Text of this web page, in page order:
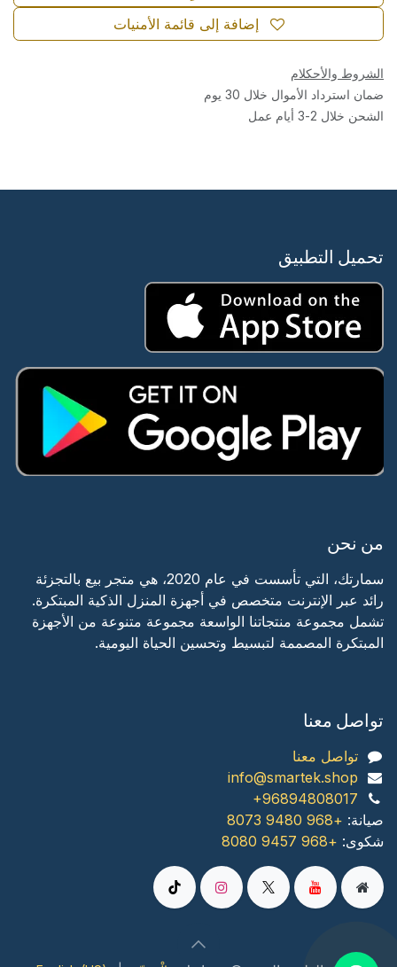
إضافة إلى قائمة الأمنيات
الشروط والأحكلام
ضمان استرداد الأموال خلال 30 يوم
الشحن خلال 2-3 أيام عمل
تحميل التطبيق
من نحن
سمارتك، التي تأسست في عام 2020، هي متجر بيع بالتجزئة
رائد عبر الإنترنت متخصص في أجهزة المنزل الذكية المبتكرة.
تشمل مجموعة منتجاتنا الواسعة مجموعة متنوعة من الأجهزة
المبتكرة المصممة لتبسيط وتحسين الحياة اليومية.
تواصل معنا
تواصل معنا
info@smartek.shop
+96894808017
صیانة: +968 9480 8073
شكوى: +968 9457 8080